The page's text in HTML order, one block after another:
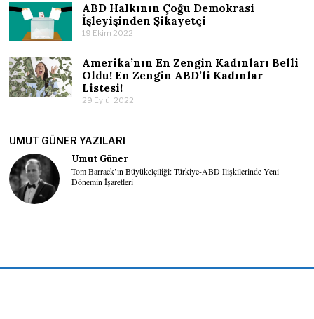
ABD Halkının Çoğu Demokrasi
İşleyişinden Şikayetçi
19 Ekim 2022
Amerika’nın En Zengin Kadınları Belli
Oldu! En Zengin ABD’li Kadınlar
Listesi!
29 Eylül 2022
UMUT GÜNER YAZILARI
Umut Güner
Tom Barrack’ın Büyükelçiliği: Türkiye-ABD İlişkilerinde Yeni
Dönemin İşaretleri